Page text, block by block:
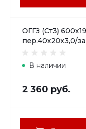
ОГГЗ (Ст3)
пер.40х20х3,0/
В наличии
2 360 руб.